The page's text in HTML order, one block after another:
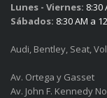
Lunes - Viernes: 8:30
Sábados: 8:30 AM a
Audi, Bentley, Seat,
Av. Ortega y Gasset
Av. John F. Kennedy